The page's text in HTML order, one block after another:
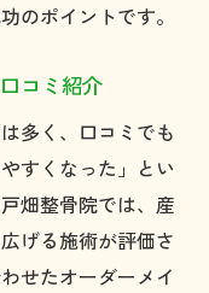
のポイントです。
コミ紹介
多く、口コミでも
すくなった」とい
畑整骨院では、産
げる施術が評価さ
せたオーダーメイ